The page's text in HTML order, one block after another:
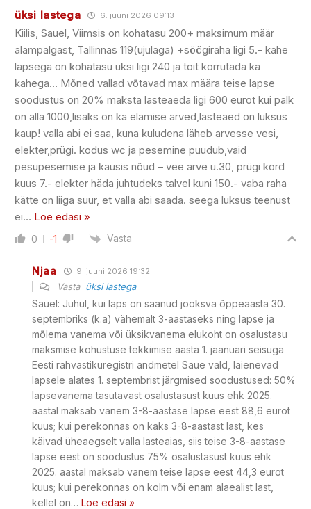
üksi lastega 6. juuni 2026 09:13
Kiilis, Sauel, Viimsis on kohatasu 200+ maksimum määr
alampalgast, Tallinnas 119(ujulaga) +söögiraha ligi 5.- kahe
lapsega on kohatasu üksi ligi 240 ja toit korrutada ka
kahega… Mõned vallad võtavad max määra teise lapse
soodustus on 20% maksta lasteaeda ligi 600 eurot kui palk
on alla 1000,lisaks on ka elamise arved,lasteaed on luksus
kaup! valla abi ei saa, kuna kuludena läheb arvesse vesi,
elekter,prügi. kodus wc ja pesemine puudub,vaid
pesupesemise ja kausis nõud – vee arve u.30, prügi kord
kuus 7.- elekter häda juhtudeks talvel kuni 150.- vaba raha
kätte on liiga suur, et valla abi saada. seega luksus teenust
ei… Loe edasi »
0 -1 Vasta
Njaa 9. juuni 2026 19:32
Vasta üksi lastega
Sauel: Juhul, kui laps on saanud jooksva õppeaasta 30.
septembriks (k.a) vähemalt 3-aastaseks ning lapse ja
mõlema vanema või üksikvanema elukoht on osalustasu
maksmise kohustuse tekkimise aasta 1. jaanuari seisuga
Eesti rahvastikuregistri andmetel Saue vald, laienevad
lapsele alates 1. septembrist järgmised soodustused: 50%
lapsevanema tasutavast osalustasust kuus ehk 2025.
aastal maksab vanem 3-8-aastase lapse eest 88,6 eurot
kuus; kui perekonnas on kaks 3-8-aastast last, kes
käivad üheaegselt valla lasteaias, siis teise 3-8-aastase
lapse eest on soodustus 75% osalustasust kuus ehk
2025. aastal maksab vanem teise lapse eest 44,3 eurot
kuus; kui perekonnas on kolm või enam alaealist last,
kellel on… Loe edasi »